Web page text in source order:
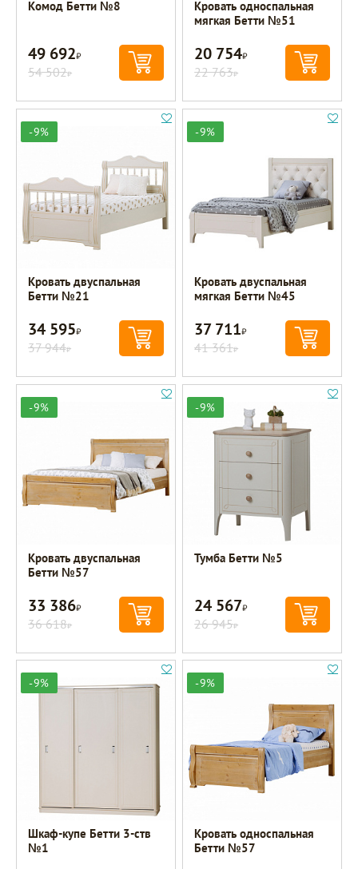
Комод Бетти №8
49 692Р
54 502Р
Кровать односпальная
мягкая Бетти №51
20 754Р
22 763Р
-9%
Кровать двуспальная
Бетти №21
34 595Р
37 944Р
-9%
Кровать двуспальная
мягкая Бетти №45
37 711Р
41 361Р
-9%
Кровать двуспальная
Бетти №57
33 386Р
36 618Р
-9%
Тумба Бетти №5
24 567Р
26 945Р
-9%
Шкаф-купе Бетти 3-ств
№1
-9%
Кровать односпальная
Бетти №57